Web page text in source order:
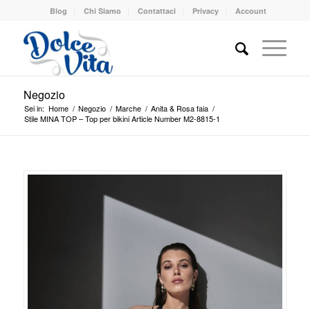
Blog Chi Siamo Contattaci Privacy Account
Negozio
Sei in: Home / Negozio / Marche / Anita & Rosa faia /
Stile MINA TOP – Top per bikini Article Number M2-8815-1